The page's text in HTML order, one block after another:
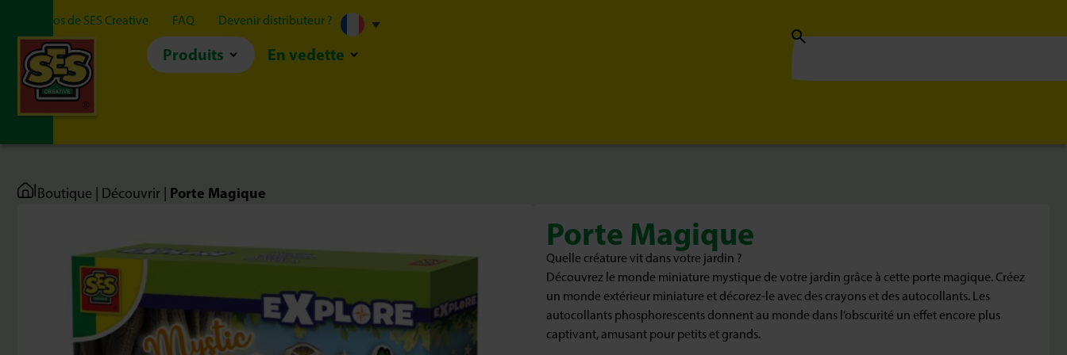
À propos de SES Creative FAQ Devenir distributeur ?
Produits En vedette
|Boutique Découvrir Porte Magique
Porte Magique
Quelle créature vit dans votre jardin ?
Découvrez le monde miniature mystique de votre jardin grâce à cette porte magique. Créez
un monde extérieur miniature et décorez-le avec des crayons et des autocollants. Les
autocollants phosphorescents donnent au monde dans l’obscurité un effet encore plus
captivant, amusant pour petits et grands.